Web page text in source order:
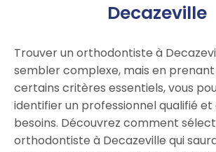
Decazeville
Trouver un orthodontiste à
sembler complexe, mais en
certains critères essentiels, vous
identifier un professionnel qualifié
besoins. Découvrez comment
orthodontiste à Decazeville qui